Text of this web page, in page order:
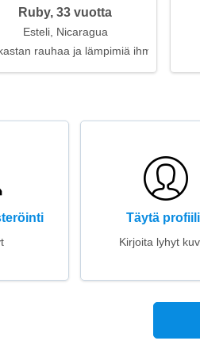
Ruby, 33 vuotta
Esteli, Nicaragua
rauhaa ja lämpimiä ihmissuhteita
Täytä
Kirjoita lyhyt